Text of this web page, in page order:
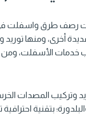
رصف طرق واسفلت
أخرى، ومنها
خدمات الأسفلت،
وتركيب المصدات
بتقنية